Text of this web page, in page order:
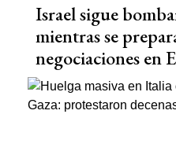
Israel sigue
mientras se
negociaciones en